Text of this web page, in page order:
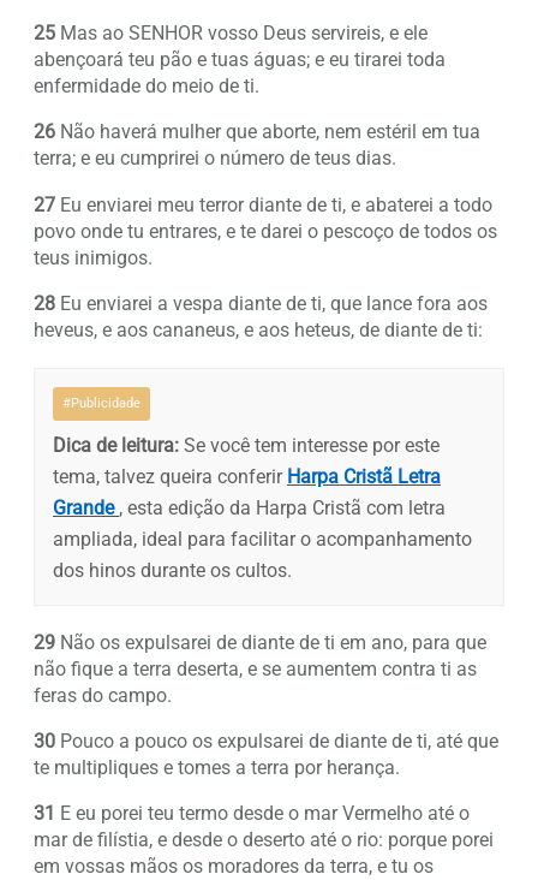
25 Mas ao SENHOR vosso Deus servireis, e ele
abençoará teu pão e tuas águas; e eu tirarei toda
enfermidade do meio de ti.
26 Não haverá mulher que aborte, nem estéril em tua
terra; e eu cumprirei o número de teus dias.
27 Eu enviarei meu terror diante de ti, e abaterei a todo
povo onde tu entrares, e te darei o pescoço de todos os
teus inimigos.
28 Eu enviarei a vespa diante de ti, que lance fora aos
heveus, e aos cananeus, e aos heteus, de diante de ti:
#Publicidade
Dica de leitura: Se você tem interesse por este
tema, talvez queira conferir Harpa Cristã Letra
Grande , esta edição da Harpa Cristã com letra
ampliada, ideal para facilitar o acompanhamento
dos hinos durante os cultos.
29 Não os expulsarei de diante de ti em ano, para que
não fique a terra deserta, e se aumentem contra ti as
feras do campo.
30 Pouco a pouco os expulsarei de diante de ti, até que
te multipliques e tomes a terra por herança.
31 E eu porei teu termo desde o mar Vermelho até o
mar de filístia, e desde o deserto até o rio: porque porei
em vossas mãos os moradores da terra, e tu os